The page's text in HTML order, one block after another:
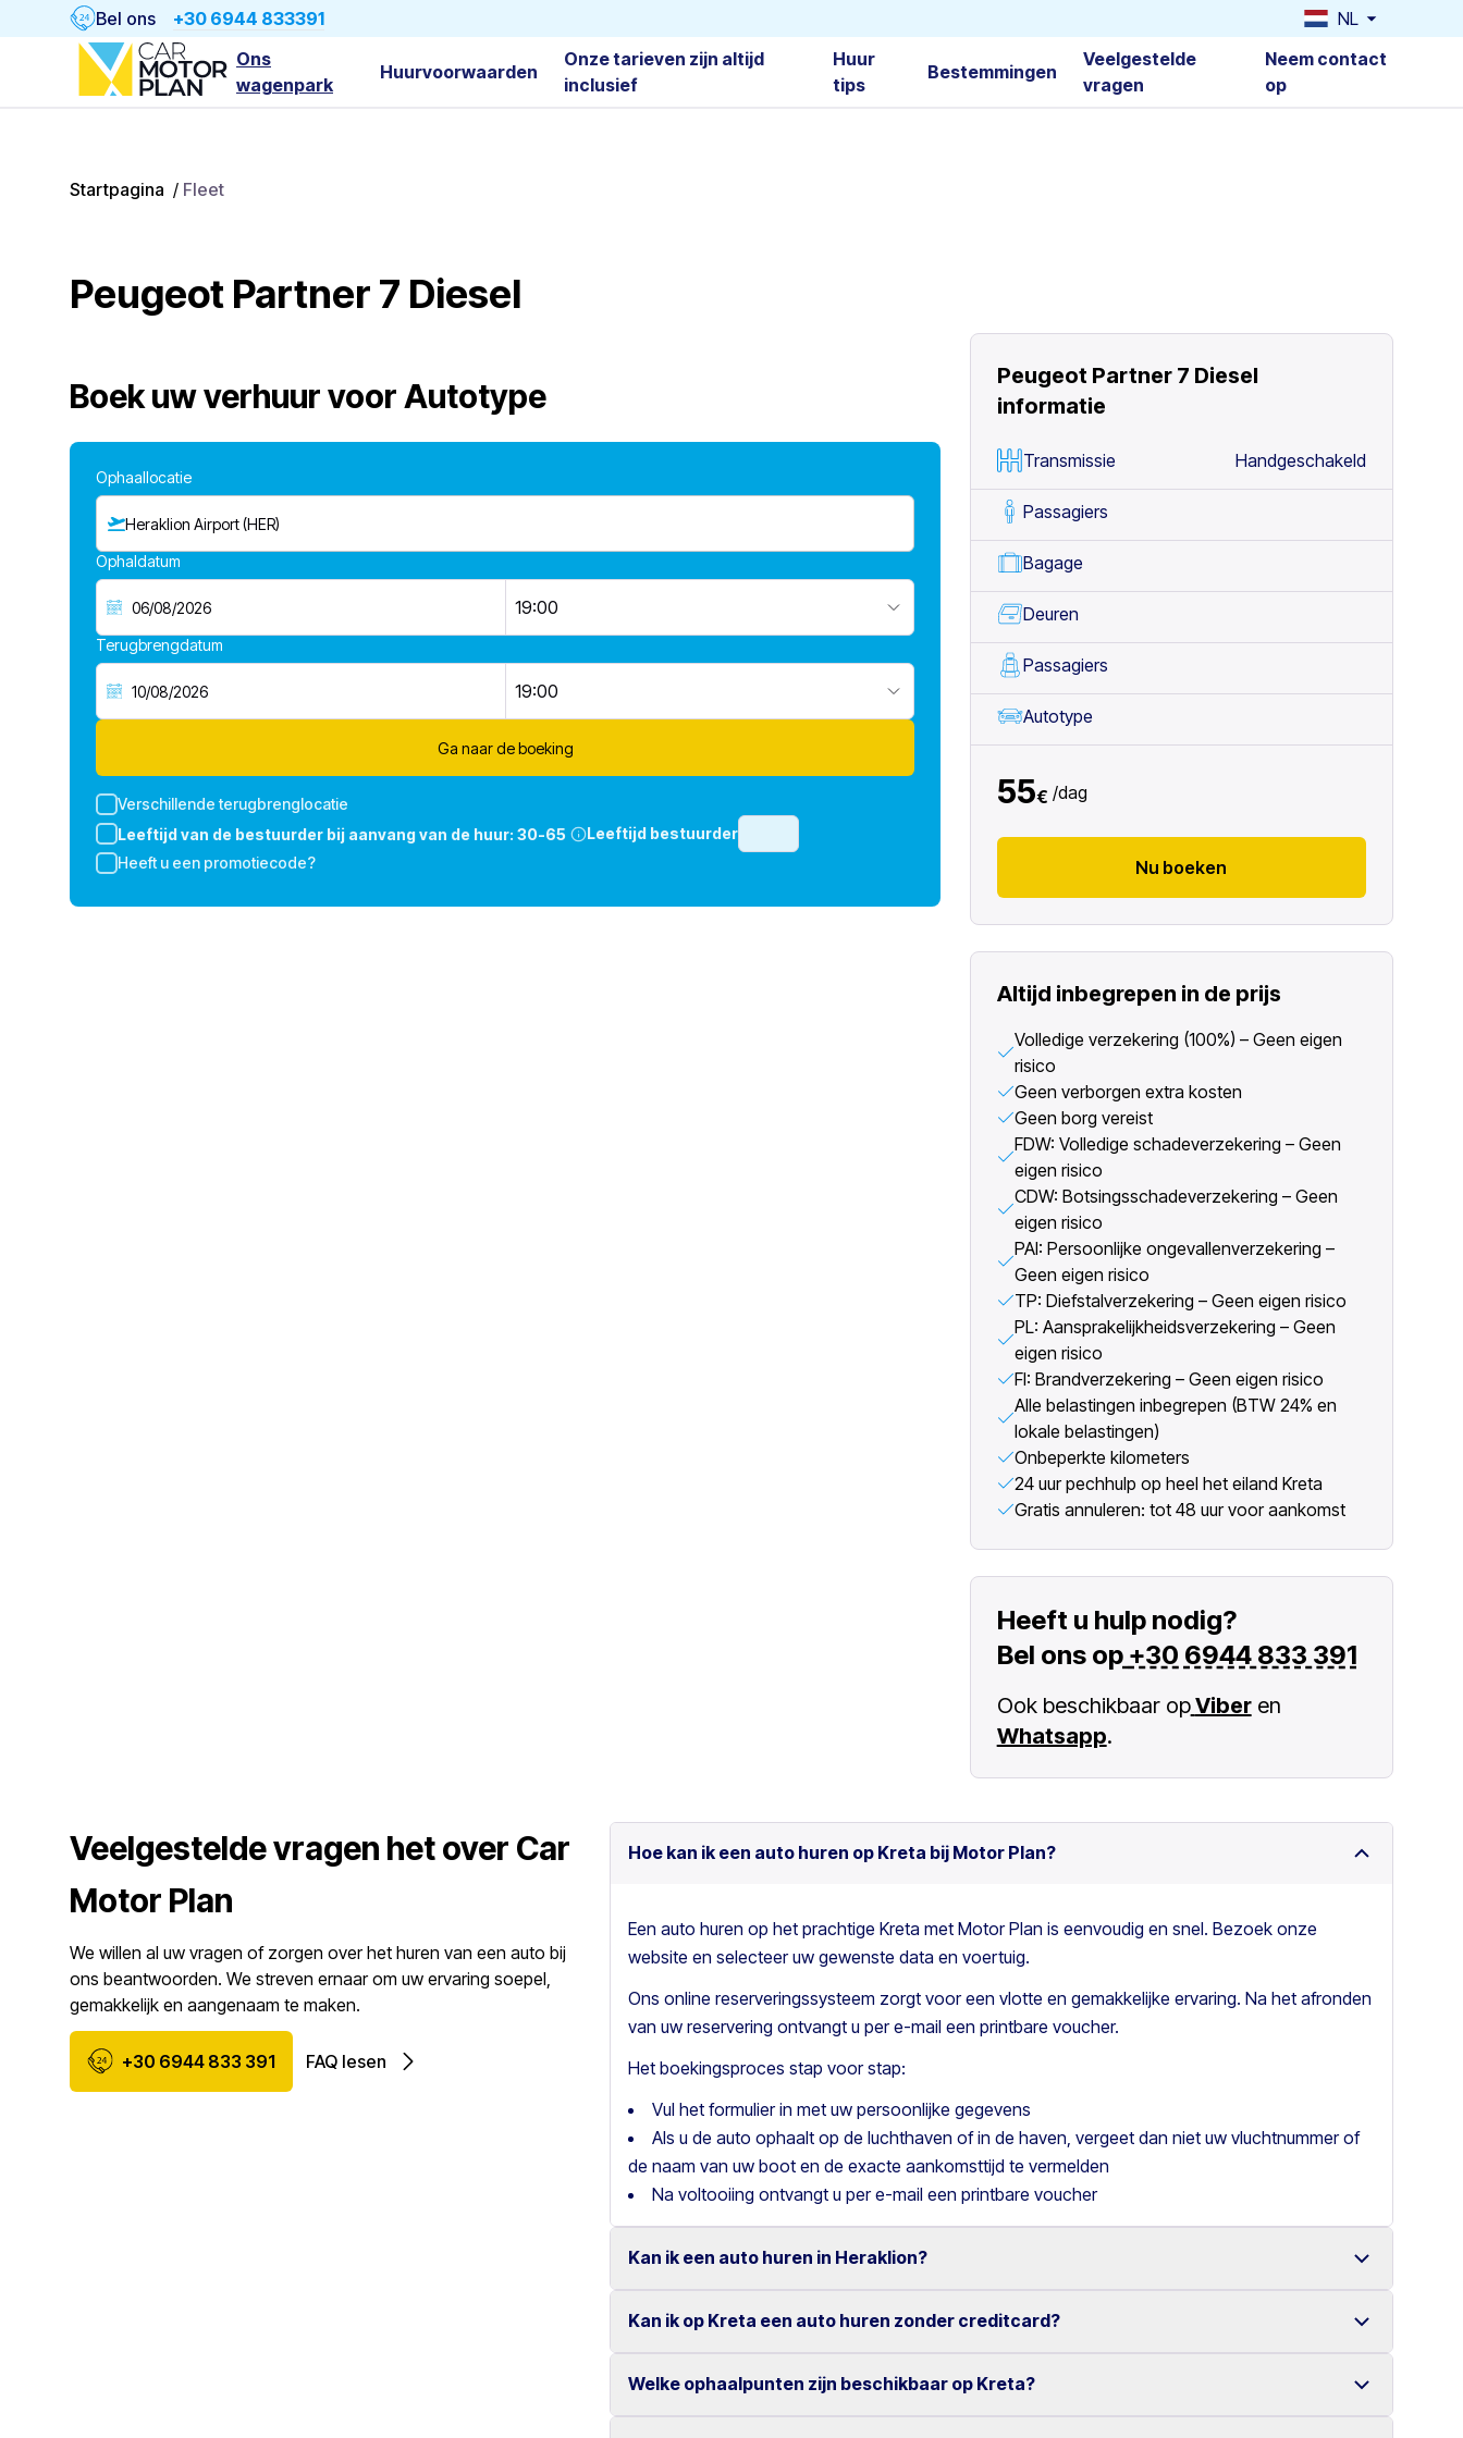
Bel ons +30 6944 833391
NL
Ons
wagenpark
Huurvoorwaarden
Onze tarieven zijn altijd
inclusief
Huur
tips
Bestemmingen
Veelgestelde
vragen
Neem contact
op
Startpagina / Fleet
Peugeot Partner 7 Diesel
Boek uw verhuur voorAutotype
Ophaallocatie
Heraklion Airport (HER)
Ophaldatum
19:00
Terugbrengdatum
19:00
Ga naar de boeking
Verschillende terugbrenglocatie
Leeftijd van de bestuurder bij aanvang van de huur: 30-65
Leeftijd bestuurder
Heeft u een promotiecode?
Peugeot Partner 7 Diesel
informatie
Transmissie Handgeschakeld
Passagiers
Bagage
Deuren
Passagiers
Autotype
55€ /dag
Nu boeken
Altijd inbegrepen in de prijs
Volledige verzekering (100%) – Geen eigen
risico
Geen verborgen extra kosten
Geen borg vereist
FDW: Volledige schadeverzekering – Geen
eigen risico
CDW: Botsingsschadeverzekering – Geen
eigen risico
PAI: Persoonlijke ongevallenverzekering –
Geen eigen risico
TP: Diefstalverzekering – Geen eigen risico
PL: Aansprakelijkheidsverzekering – Geen
eigen risico
FI: Brandverzekering – Geen eigen risico
Alle belastingen inbegrepen (BTW 24% en
lokale belastingen)
Onbeperkte kilometers
24 uur pechhulp op heel het eiland Kreta
Gratis annuleren: tot 48 uur voor aankomst
Heeft u hulp nodig?
Bel ons op +30 6944 833 391
Ook beschikbaar opViber en
Whatsapp.
Veelgestelde vragen het over Car
Motor Plan
We willen al uw vragen of zorgen over het huren van een auto bij
ons beantwoorden. We streven ernaar om uw ervaring soepel,
gemakkelijk en aangenaam te maken.
+30 6944 833 391 FAQ lesen
Hoe kan ik een auto huren op Kreta bij Motor Plan?
Een auto huren op het prachtige Kreta met Motor Plan is eenvoudig en snel. Bezoek onze
website en selecteer uw gewenste data en voertuig.
Ons online reserveringssysteem zorgt voor een vlotte en gemakkelijke ervaring. Na het afronden
van uw reservering ontvangt u per e-mail een printbare voucher.
Het boekingsproces stap voor stap:
Vul het formulier in met uw persoonlijke gegevens
Als u de auto ophaalt op de luchthaven of in de haven, vergeet dan niet uw vluchtnummer of
de naam van uw boot en de exacte aankomsttijd te vermelden
Na voltooiing ontvangt u per e-mail een printbare voucher
Kan ik een auto huren in Heraklion?
Ja, wij bieden autoverhuur in Heraklion met een ruime keuze aan betrouwbare voertuigen.
Onze concurrerende tarieven en eenvoudige online reservering maken het huren van een auto
Kan ik op Kreta een auto huren zonder creditcard?
Ja, bij Motor Plan kunt u een auto huren zonder creditcard.
Welke ophaalpunten zijn beschikbaar op Kreta?